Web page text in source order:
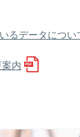
るデータについ
内